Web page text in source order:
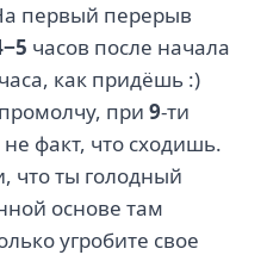
первый перерыв
часов после начала
как придёшь :)
при 9-ти
факт, что сходишь.
что ты голодный
основе там
угробите свое